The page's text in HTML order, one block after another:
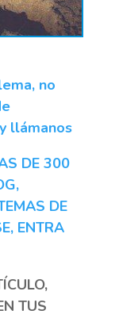
no
llámanos
DE 300
DE
ENTRA
TUS